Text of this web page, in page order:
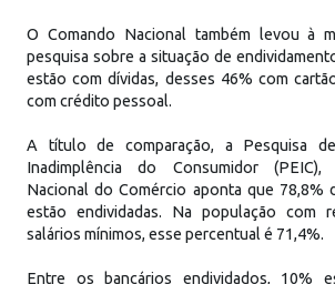
O Comando Nacional também levou à
pesquisa sobre a situação de
estão com dívidas, desses 46% com
com crédito pessoal.
A título de comparação, a Pesquisa
Inadimplência do Consumidor (PEIC),
Nacional do Comércio aponta que 78,8%
estão endividadas. Na população com
salários mínimos, esse percentual é 71,4%.
Entre os bancários endividados, 10%